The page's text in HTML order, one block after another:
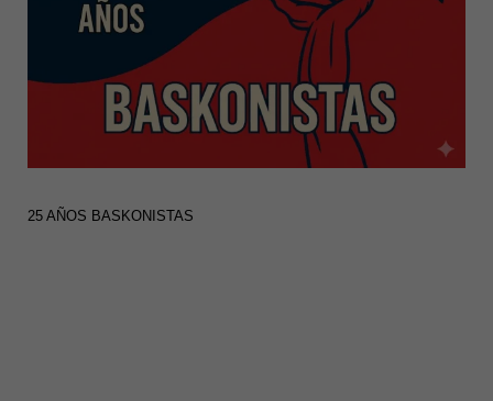
25 AÑOS BASKONISTAS